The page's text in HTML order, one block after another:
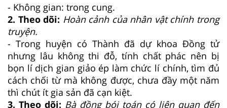
- Không gian: trong cung.
2. Theo dõi: Hoàn cảnh của nhân vật chính trong
truyện.
- Trong huyện có Thành đã dự khoa Đồng tử
nhưng lâu không thi đỗ, tính chất phác nên bị
bọn lí dịch gian giảo ép làm chức lí chính, tìm đủ
cách chối từ mà không được, chưa đầy một năm
thì chút ít gia sản đã cạn kiệt.
3. Theo dõi: Bà đồng bói toán có liên quan đến